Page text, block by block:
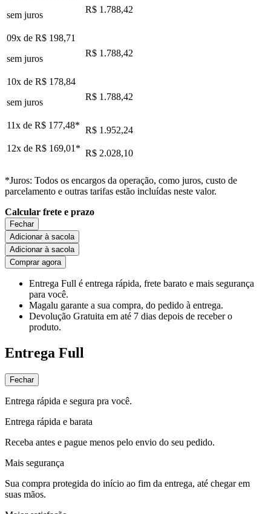
sem juros
R$ 1.788,42
09x de R$ 198,71
sem juros
R$ 1.788,42
10x de R$ 178,84
sem juros
R$ 1.788,42
11x de R$ 177,48* R$ 1.952,24
12x de R$ 169,01 * R$ 2.028,10
*Juros: Todos os encargos da operação, como juros, custo de
parcelamento e outras tarifas estão incluídas neste valor.
Calcular frete e prazo
Fechar
Adicionar à sacola
Adicionar à sacola
Comprar agora
Entrega Full é entrega rápida, frete barato e mais segurança
para você.
Magalu garante a sua compra, do pedido à entrega.
Devolução Gratuita em até 7 dias depois de receber o
produto.
Entrega Full
Fechar
Entrega rápida e segura pra você.
Entrega rápida e barata
Receba antes e pague menos pelo envio do seu pedido.
Mais segurança
Sua compra protegida do início ao fim da entrega, até chegar em
suas mãos.